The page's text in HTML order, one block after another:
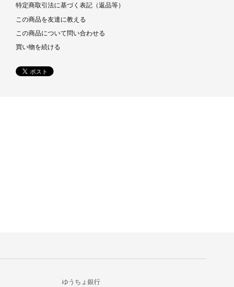
特定商取引法に基づく表記（返品等）
この商品を友達に教える
この商品について問い合わせる
買い物を続ける
ゆうちょ銀行